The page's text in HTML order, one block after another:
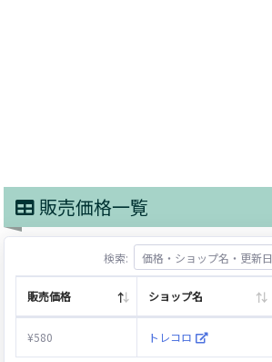
販売価格一覧
検索:
販売価格 ショップ名
¥580 トレコロ